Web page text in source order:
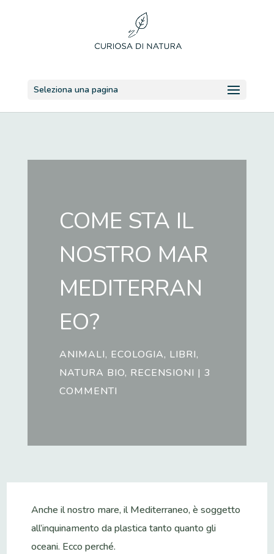
Seleziona una pagina
COME STA IL
NOSTRO MAR
MEDITERRAN
EO?
ANIMALI, ECOLOGIA, LIBRI,
NATURA BIO, RECENSIONI |3
COMMENTI
Anche il nostro mare, il Mediterraneo, è soggetto
all’inquinamento da plastica tanto quanto gli
oceani. Ecco perché.